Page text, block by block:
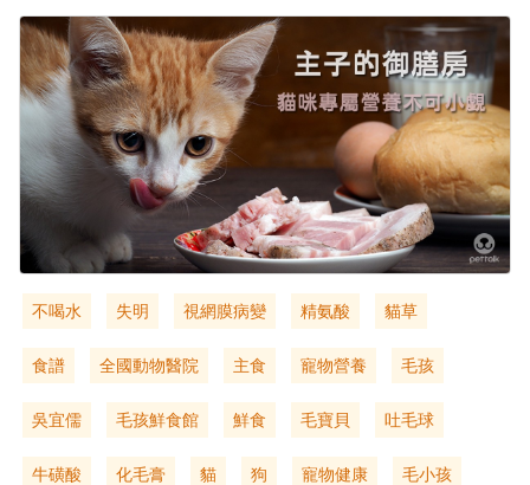
不喝水 失明 視網膜病變 精氨酸 貓草
食譜 全國動物醫院 主食 寵物營養 毛孩
吳宜儒 毛孩鮮食館 鮮食 毛寶貝 吐毛球
牛磺酸 化毛膏 貓 狗 寵物健康 毛小孩